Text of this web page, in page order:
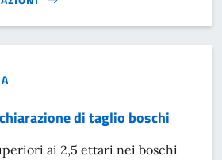
CASA}
di taglio boschi
ai 2,5 ettari nei boschi